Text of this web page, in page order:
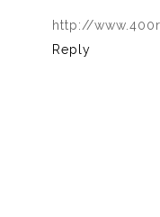
http://
Reply